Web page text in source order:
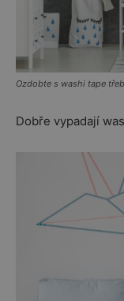
Ozdobte s washi tape
Dobře vypadají